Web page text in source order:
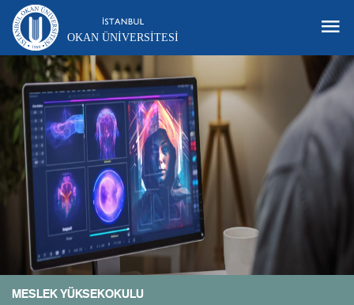
OKAN ÜNIVERSITESI
MESLEK YÜKSEKOKULU